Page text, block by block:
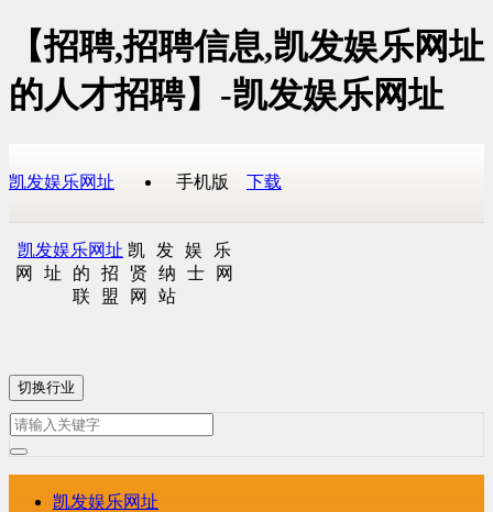
【招聘,招聘信息,凯发娱乐网址
的人才招聘】-凯发娱乐网址
凯发娱乐网址 手机版 下载
凯发娱乐网址 凯发娱乐
网址的招贤纳士网
联盟网站
切换行业
凯发娱乐网址